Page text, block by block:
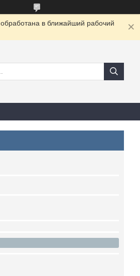
в ближайший рабочий